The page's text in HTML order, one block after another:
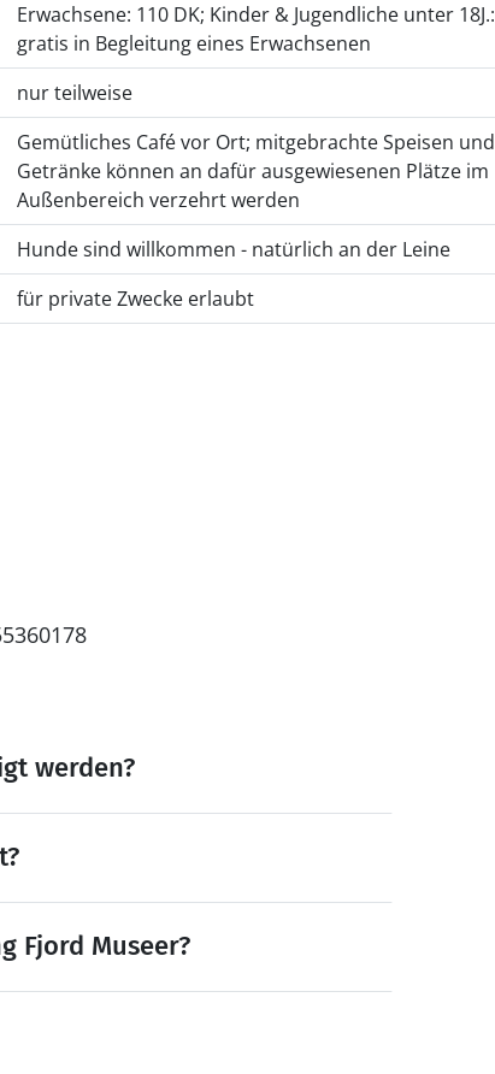
Erwachsene: 110 DK; Kinder & Jugendliche unter 18J.:
gratis in Begleitung eines Erwachsenen
nur teilweise
Gemütliches Café vor Ort; mitgebrachte Speisen und
Getränke können an dafür ausgewiesenen Plätze im
Außenbereich verzehrt werden
Hunde sind willkommen - natürlich an der Leine
für private Zwecke erlaubt
werden?
Fjord Museer?